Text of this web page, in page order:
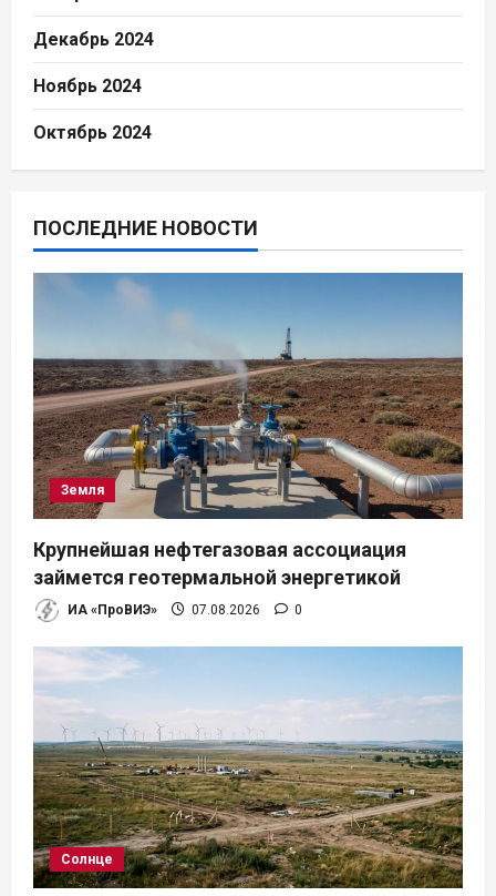
Декабрь 2024
Ноябрь 2024
Октябрь 2024
ПОСЛЕДНИЕ НОВОСТИ
Земля
Крупнейшая нефтегазовая ассоциация
займется геотермальной энергетикой
ИА «ПроВИЭ» 07.08.2026 0
Солнце